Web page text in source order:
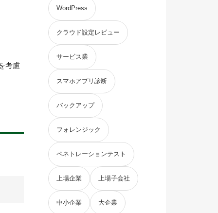
考慮
WordPress
クラウド設定レビュー
サービス業
スマホアプリ診断
バックアップ
フォレンジック
ペネトレーションテスト
上場企業 上場子会社
中小企業 大企業